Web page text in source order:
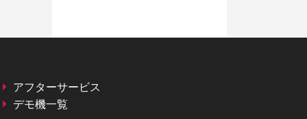
アフターサービス
デモ機一覧